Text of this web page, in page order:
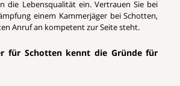
die Lebensqualität ein. Vertrauen Sie bei
einem Kammerjäger bei Schotten,
Anruf an kompetent zur Seite steht.
für Schotten kennt die Gründe für